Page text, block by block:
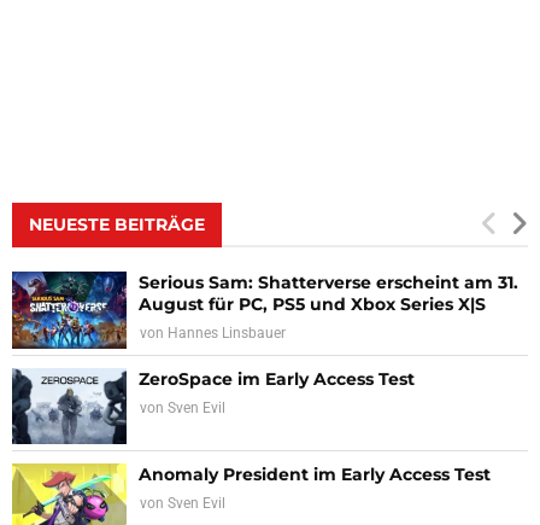
NEUESTE BEITRÄGE
Serious Sam: Shatterverse erscheint am 31.
August für PC, PS5 und Xbox Series X|S
von Hannes Linsbauer
ZeroSpace im Early Access Test
von Sven Evil
Anomaly President im Early Access Test
von Sven Evil